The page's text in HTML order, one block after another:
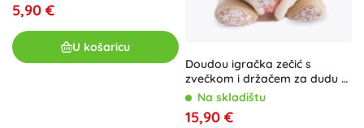
5,90 €
U košaricu
Doudou igračka zečić s
zvečkom i držačem za dudu 21
cm – Ružičasta
Na skladištu
15,90 €